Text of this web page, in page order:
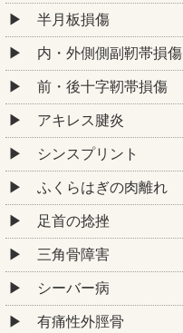
半月板損傷
内・外側側副靭帯損傷
前・後十字靭帯損傷
アキレス腱炎
シンスプリント
ふくらはぎの肉離れ
足首の捻挫
三角骨障害
シーバー病
有痛性外脛骨